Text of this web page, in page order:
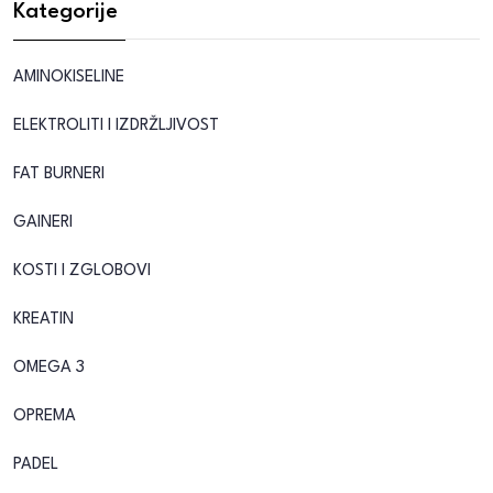
Kategorije
AMINOKISELINE
ELEKTROLITI I IZDRŽLJIVOST
FAT BURNERI
GAINERI
KOSTI I ZGLOBOVI
KREATIN
OMEGA 3
OPREMA
PADEL